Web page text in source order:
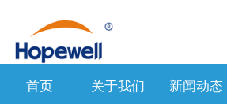
首页 关于我们 新闻动态